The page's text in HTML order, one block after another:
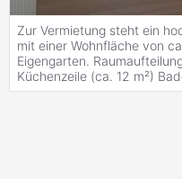
Zur Vermietung steht ein
mit einer Wohnfläche von
Eigengarten.
Küchenzeile (ca. 12 m²)